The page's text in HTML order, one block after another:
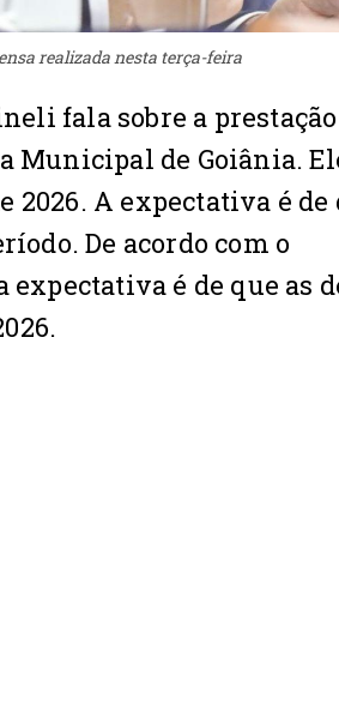
realizada nesta terça-feira
fala sobre a
Municipal de Goiânia.
A expectativa é de
De acordo com o
é de que as